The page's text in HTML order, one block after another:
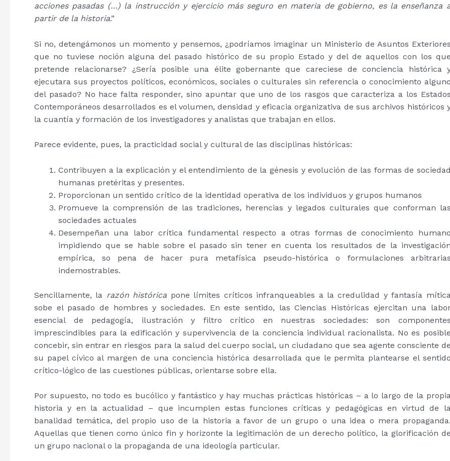
acciones pasadas (…) la instrucción y ejercicio más seguro en materia de gobierno, es la enseñanza
partir de la historia.”
Si no, detengámonos un momento y pensemos, ¿podríamos imaginar un Ministerio de Asuntos Exteriores
que no tuviese noción alguna del pasado histórico de su propio Estado y del de aquellos con los que
pretende relacionarse? ¿Sería posible una élite gobernante que careciese de conciencia histórica
ejecutara sus proyectos políticos, económicos, sociales o culturales sin referencia o conocimiento alguno
del pasado? No hace falta responder, sino apuntar que uno de los rasgos que caracteriza a los Estados
Contemporáneos desarrollados es el volumen, densidad y eficacia organizativa de sus archivos históricos
la cuantía y formación de los investigadores y analistas que trabajan en ellos.
Parece evidente, pues, la practicidad social y cultural de las disciplinas históricas:
Contribuyen a la explicación y el entendimiento de la génesis y evolución de las formas de sociedad
humanas pretéritas y presentes.
Proporcionan un sentido crítico de la identidad operativa de los individuos y grupos humanos
Promueve la comprensión de las tradiciones, herencias y legados culturales que conforman las
sociedades actuales
Desempeñan una labor crítica fundamental respecto a otras formas de conocimiento humano
impidiendo que se hable sobre el pasado sin tener en cuenta los resultados de la investigación
empírica, so pena de hacer pura metafísica pseudo-histórica o formulaciones arbitrarias
indemostrables.
Sencillamente, la razón histórica pone límites críticos infranqueables a la credulidad y fantasía mítica
sobe el pasado de hombres y sociedades. En este sentido, las Ciencias Históricas ejercitan una
esencial de pedagogía, ilustración y filtro crítico en nuestras sociedades: son componentes
imprescindibles para la edificación y supervivencia de la conciencia individual racionalista. No es posible
concebir, sin entrar en riesgos para la salud del cuerpo social, un ciudadano que sea agente consciente de
su papel cívico al margen de una conciencia histórica desarrollada que le permita plantearse el sentido
crítico-lógico de las cuestiones públicas, orientarse sobre ella.
Por supuesto, no todo es bucólico y fantástico y hay muchas prácticas históricas – a lo largo de la
historia y en la actualidad – que incumplen estas funciones críticas y pedagógicas en virtud de
banalidad temática, del propio uso de la historia a favor de un grupo o una idea o mera propaganda.
Aquellas que tienen como único fin y horizonte la legitimación de un derecho político, la glorificación de
un grupo nacional o la propaganda de una ideología particular.